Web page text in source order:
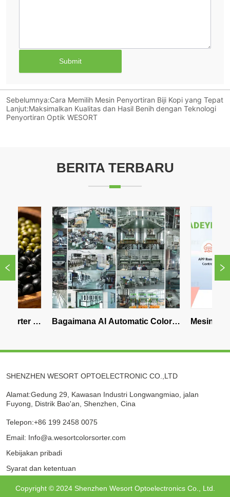
Submit
Sebelumnya:Cara Memilih Mesin Penyortiran Biji Kopi yang Tepat
Lanjut:Maksimalkan Kualitas dan Hasil Benih dengan Teknologi
Penyortiran Optik WESORT
BERITA TERBARU
Bagaimana AI Automatic Color
Pengolahan Makanan
Mesin
QuadEye 360 AI
SHENZHEN WESORT OPTOELECTRONIC CO.,LTD
Alamat:Gedung 29, Kawasan Industri Longwangmiao, jalan
Fuyong, Distrik Bao'an, Shenzhen, Cina
Telepon:+86 199 2458 0075
Email: Info@a.wesortcolorsorter.com
Kebijakan pribadi
Syarat dan ketentuan
Copyright © 2024 Shenzhen Wesort Optoelectronics Co., Ltd.